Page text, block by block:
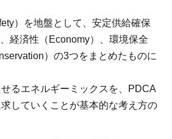
）を地盤として、安定供給確保
経済性（Economy）、環境保全
）の3つをまとめたものに
るエネルギーミックスを、PDCA
していくことが基本的な考え方の